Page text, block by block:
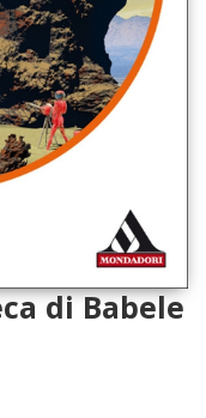
di Babele